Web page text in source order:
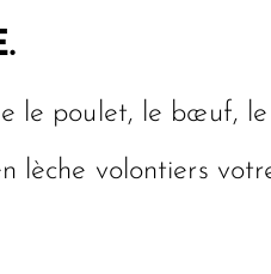
le poulet, le bœuf,
lèche volontiers